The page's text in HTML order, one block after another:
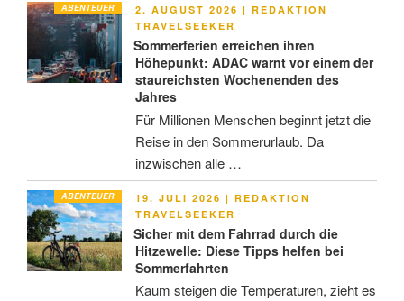
ABENTEUER
VERÖFFENTLICHT
AM
2. AUGUST 2026 | REDAKTION
TRAVELSEEKER
Sommerferien erreichen ihren
Höhepunkt: ADAC warnt vor einem der
staureichsten Wochenenden des
Jahres
Für Millionen Menschen beginnt jetzt die
Reise in den Sommerurlaub. Da
inzwischen alle …
ABENTEUER
VERÖFFENTLICHT
AM
19. JULI 2026 | REDAKTION
TRAVELSEEKER
Sicher mit dem Fahrrad durch die
Hitzewelle: Diese Tipps helfen bei
Sommerfahrten
Kaum steigen die Temperaturen, zieht es